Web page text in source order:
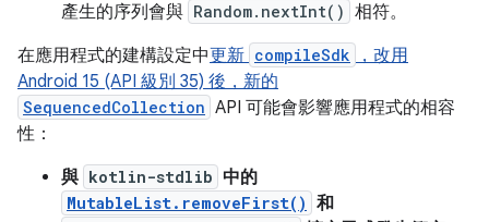
產生的序列會與 Random.nextInt() 相符。
在應用程式的建構設定中更新 compileSdk
，改用
Android 15 (API 級別 35) 後，新的
SequencedCollection API 可能會影響應用程式的相容
性：
與 kotlin-stdlib 中的
MutableList.removeFirst() 和